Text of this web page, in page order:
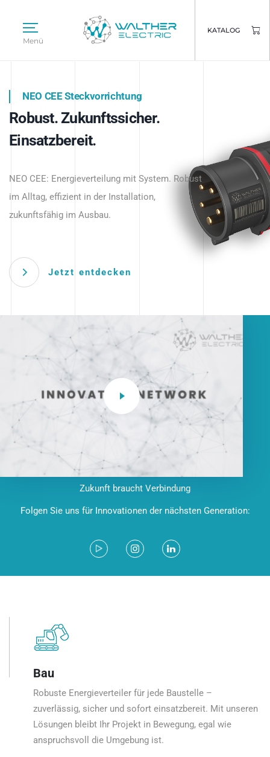
Menü
KATALOG
Intelligente Stromverteilung
beginnt hier.
NEO CEE Steckvorrichtung
Robust. Zukunftssicher.
Einsatzbereit.
NEO CEE: Energieverteilung mit System. Robust
im Alltag, effizient in der Installation,
zukunftsfähig im Ausbau.
Jetzt entdecken
Intelligenz trifft Energie.
Anwendungen – robust, IP-geschützt und
zukunftsfähig.
Zukunft braucht Verbindung
Folgen Sie uns für Innovationen der nächsten Generation:
Bau
Robuste Energieverteiler für jede Baustelle –
zuverlässig, sicher und sofort einsatzbereit. Mit unseren
Lösungen bleibt Ihr Projekt in Bewegung, egal wie
anspruchsvoll die Umgebung ist.